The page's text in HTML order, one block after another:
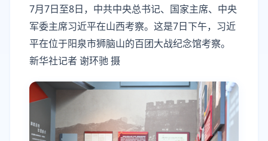
7月7日至8日，中共中央总书记、国家主席、中央
军委主席习近平在山西考察。这是7日下午，习近
平在位于阳泉市狮脑山的百团大战纪念馆考察。
新华社记者 谢环驰 摄